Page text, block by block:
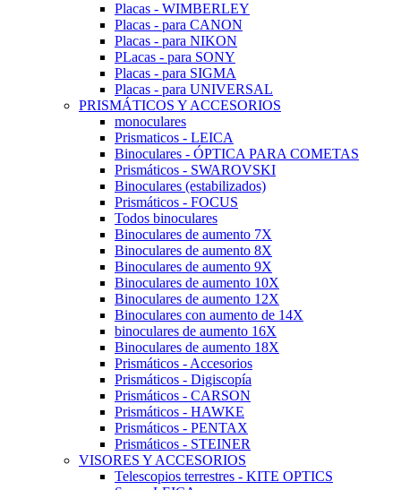
Placas - WIMBERLEY
Placas - para CANON
Placas - para NIKON
PLacas - para SONY
Placas - para SIGMA
Placas - para UNIVERSAL
PRISMÁTICOS Y ACCESORIOS
monoculares
Prismaticos - LEICA
Binoculares - ÓPTICA PARA COMETAS
Prismáticos - SWAROVSKI
Binoculares (estabilizados)
Prismáticos - FOCUS
Todos binoculares
Binoculares de aumento 7X
Binoculares de aumento 8X
Binoculares de aumento 9X
Binoculares de aumento 10X
Binoculares de aumento 12X
Binoculares con aumento de 14X
binoculares de aumento 16X
Binoculares de aumento 18X
Prismáticos - Accesorios
Prismáticos - Digiscopía
Prismáticos - CARSON
Prismáticos - HAWKE
Prismáticos - PENTAX
Prismáticos - STEINER
VISORES Y ACCESORIOS
Telescopios terrestres - KITE OPTICS